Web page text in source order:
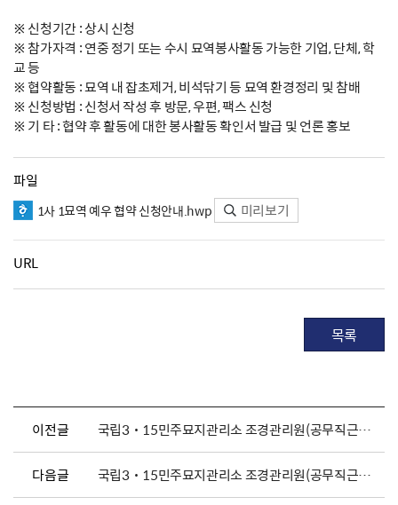
※ 신청기간 : 상시 신청
※ 참가자격 : 연중 정기 또는 수시 묘역봉사활동 가능한 기업, 단체, 학
교 등
※ 협약활동 : 묘역 내 잡초제거, 비석닦기 등 묘역 환경정리 및 참배
※ 신청방법 : 신청서 작성 후 방문, 우편, 팩스 신청
※ 기 타 : 협약 후 활동에 대한 봉사활동 확인서 발급 및 언론 홍보
파일
1사 1묘역 예우 협약 신청안내.hwp 미리보기
URL
목록
이전글 국립3˙15민주묘지관리소 조경관리원(공무직근로자) 채용 공고
다음글 국립3˙15민주묘지관리소 조경관리원(공무직근로자) 채용 공고